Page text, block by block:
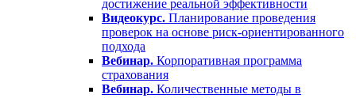
достижение реальной эффективности
Видеокурс. Планирование проведения
проверок на основе риск-ориентированного
подхода
Вебинар. Корпоративная программа
страхования
Вебинар. Количественные методы в